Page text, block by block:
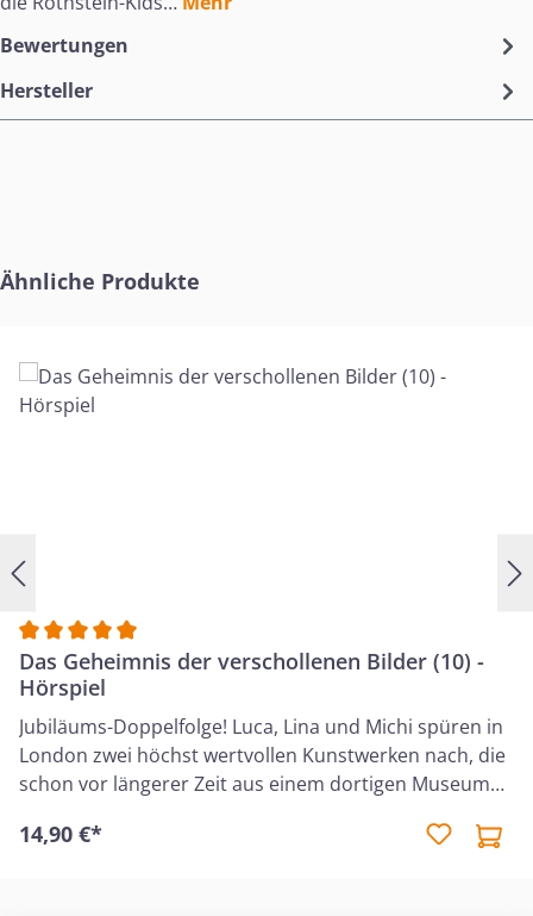
Bewertungen
Hersteller
Produktgalerie überspringen
Ähnliche Produkte
Durchschnittliche Bewertung von 5 von 5 Sternen
Das Geheimnis der verschollenen Bilder (10) -
Hörspiel
Jubiläums-Doppelfolge! Luca, Lina und Michi spüren in
London zwei höchst wertvollen Kunstwerken nach, die
schon vor längerer Zeit aus einem dortigen Museum
Patsy erhält ihr Detektivteam kompetente
14,90 €*